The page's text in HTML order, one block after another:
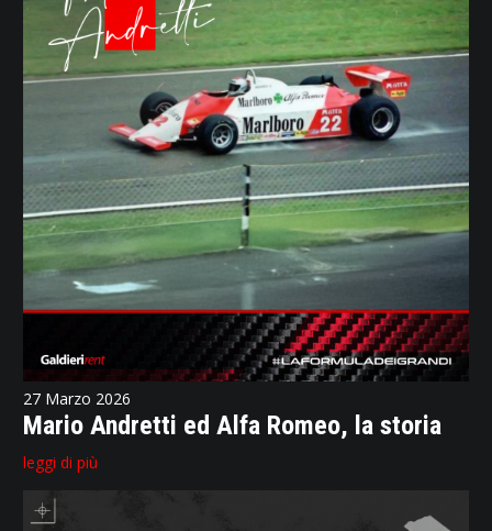
27 Marzo 2026
Mario Andretti ed Alfa Romeo, la storia
leggi di più